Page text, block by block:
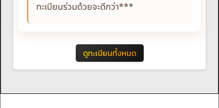
ทะเบียนร่วมด้วยจะดีกว่า***
ดูทะเบียนทั้งหมด